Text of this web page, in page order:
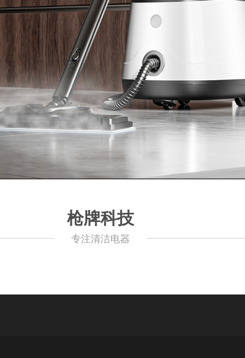
枪牌科技
专注清洁电器